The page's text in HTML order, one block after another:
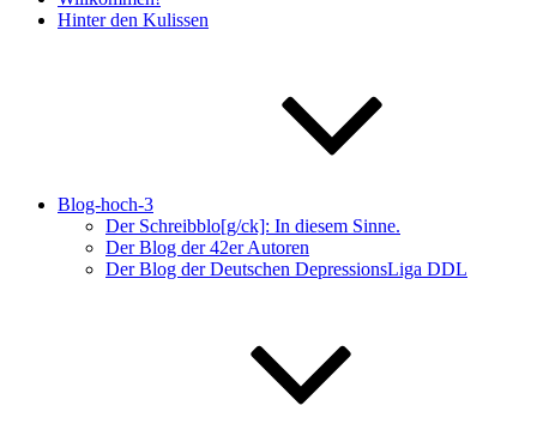
Hinter den Kulissen
Blog-hoch-3
Der Schreibblo[g/ck]: In diesem Sinne.
Der Blog der 42er Autoren
Der Blog der Deutschen DepressionsLiga DDL